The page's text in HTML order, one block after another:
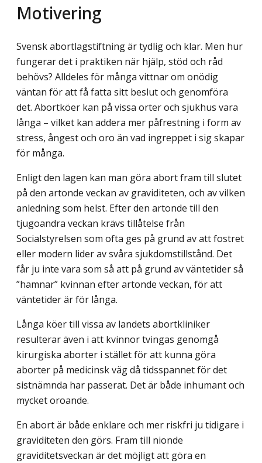
Motivering
Svensk abortlagstiftning är tydlig och klar. Men hur
fungerar det i praktiken när hjälp, stöd och råd
behövs? Alldeles för många vittnar om onödig
väntan för att få fatta sitt beslut och genomföra
det. Abortköer kan på vissa orter och sjukhus vara
långa – vilket kan addera mer påfrestning i form av
stress, ångest och oro än vad ingreppet i sig skapar
för många.
Enligt den lagen kan man göra abort fram till slutet
på den artonde veckan av graviditeten, och av vilken
anledning som helst. Efter den artonde till den
tjugoandra veckan krävs tillåtelse från
Socialstyrelsen som ofta ges på grund av att fostret
eller modern lider av svåra sjukdomstillstånd. Det
får ju inte vara som så att på grund av väntetider så
”hamnar” kvinnan efter artonde veckan, för att
väntetider är för långa.
Långa köer till vissa av landets abortkliniker
resulterar även i att kvinnor tvingas genomgå
kirurgiska aborter i stället för att kunna göra
aborter på medicinsk väg då tidsspannet för det
sistnämnda har passerat. Det är både inhumant och
mycket oroande.
En abort är både enklare och mer riskfri ju tidigare i
graviditeten den görs. Fram till nionde
graviditetsveckan är det möjligt att göra en